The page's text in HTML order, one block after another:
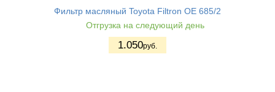
Фильтр масляный Toyota Filtron OE 685/2
Отгрузка на следующий день
1.050руб.